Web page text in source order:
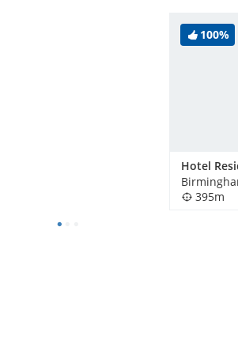
100%
395m